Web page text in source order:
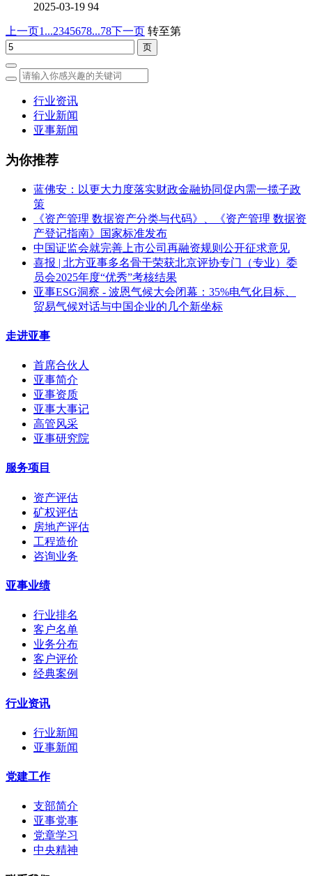
2025-03-19 94
上一页1...2345678...78下一页 转至第
行业资讯
行业新闻
亚事新闻
为你推荐
蓝佛安：以更大力度落实财政金融协同促内需一揽子政
策
《资产管理 数据资产分类与代码》、《资产管理 数据资
产登记指南》国家标准发布
中国证监会就完善上市公司再融资规则公开征求意见
喜报 | 北方亚事多名骨干荣获北京评协专门（专业）委
员会2025年度“优秀”考核结果
亚事ESG洞察 - 波恩气候大会闭幕：35%电气化目标、
贸易气候对话与中国企业的几个新坐标
走进亚事
首席合伙人
亚事简介
亚事资质
亚事大事记
高管风采
亚事研究院
服务项目
资产评估
矿权评估
房地产评估
工程造价
咨询业务
亚事业绩
行业排名
客户名单
业务分布
客户评价
经典案例
行业资讯
行业新闻
亚事新闻
党建工作
支部简介
亚事党事
党章学习
中央精神